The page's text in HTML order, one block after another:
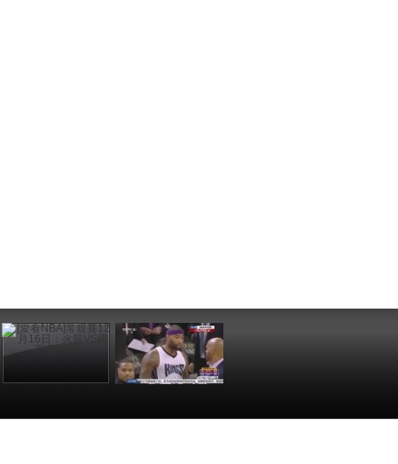
VS國王 第一節
VS國王 第三節